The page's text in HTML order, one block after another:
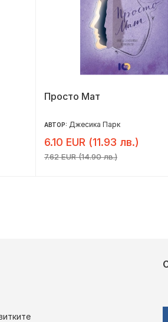
Просто Мат
АВТОР: Джесика Парк
6.10 EUR (11.93 лв.)
7.62 EUR (14.90 лв.)